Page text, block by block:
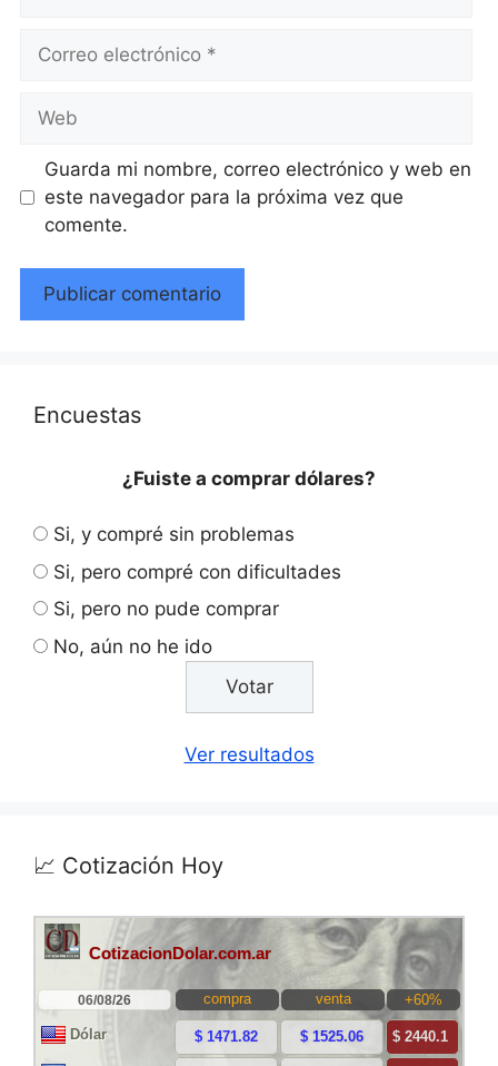
Correo
Web
Guarda mi nombre, correo electrónico y web en
este navegador para la próxima vez que
comente.
Encuestas
¿Fuiste a comprar dólares?
Si, y compré sin problemas
Si, pero compré con dificultades
Si, pero no pude comprar
No, aún no he ido
Ver resultados
📈 Cotización Hoy